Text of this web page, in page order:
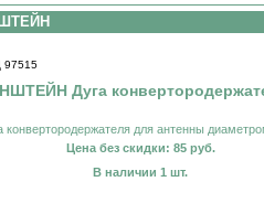
97515
Дуга
конвертородержателя для антенны
Цена без скидки: 85 руб.
В наличии 1 шт.